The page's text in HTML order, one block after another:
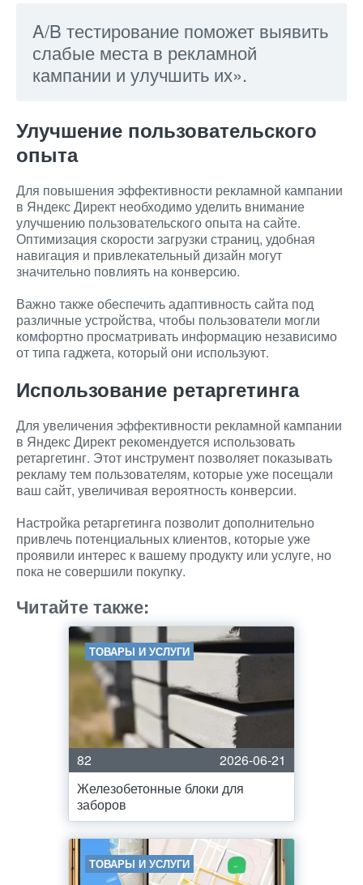
A/B тестирование поможет выявить
слабые места в рекламной
кампании и улучшить их».
Улучшение пользовательского
опыта
Для повышения эффективности рекламной кампании
в Яндекс Директ необходимо уделить внимание
улучшению пользовательского опыта на сайте.
Оптимизация скорости загрузки страниц, удобная
навигация и привлекательный дизайн могут
значительно повлиять на конверсию.
Важно также обеспечить адаптивность сайта под
различные устройства, чтобы пользователи могли
комфортно просматривать информацию независимо
от типа гаджета, который они используют.
Использование ретаргетинга
Для увеличения эффективности рекламной кампании
в Яндекс Директ рекомендуется использовать
ретаргетинг. Этот инструмент позволяет показывать
рекламу тем пользователям, которые уже посещали
ваш сайт, увеличивая вероятность конверсии.
Настройка ретаргетинга позволит дополнительно
привлечь потенциальных клиентов, которые уже
проявили интерес к вашему продукту или услуге, но
пока не совершили покупку.
Читайте также:
ТОВАРЫ И УСЛУГИ
82
2026-06-21
Железобетонные блоки для
заборов
ТОВАРЫ И УСЛУГИ